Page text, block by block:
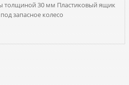
толщиной 30 мм Пластиковый ящик
запасное колесо